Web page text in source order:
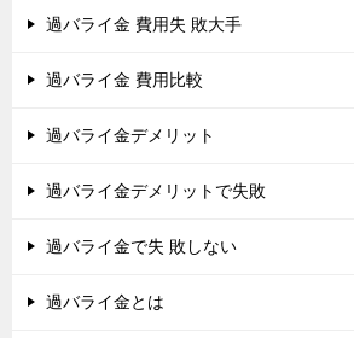
過バライ金 費用失 敗大手
過バライ金 費用比較
過バライ金デメリット
過バライ金デメリットで失敗
過バライ金で失 敗しない
過バライ金とは